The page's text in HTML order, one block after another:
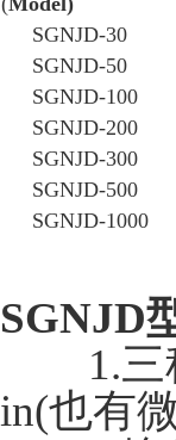
SGNJD-30
SGNJD-50
SGNJD-100
SGNJD-200
SGNJD-300
SGNJD-500
SGNJD-1000
SGNJD
1.三種
in(也有微